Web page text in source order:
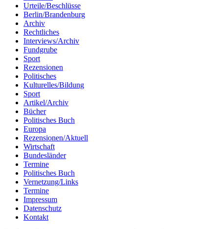
Urteile/Beschlüsse
Berlin/Brandenburg
Archiv
Rechtliches
Interviews/Archiv
Fundgrube
Sport
Rezensionen
Politisches
Kulturelles/Bildung
Sport
Artikel/Archiv
Bücher
Politisches Buch
Europa
Rezensionen/Aktuell
Wirtschaft
Bundesländer
Termine
Politisches Buch
Vernetzung/Links
Termine
Impressum
Datenschutz
Kontakt